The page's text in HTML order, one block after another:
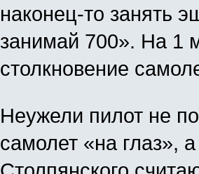
наконец-то занять
занимай 700». На 1
столкновение
Неужели пилот не
самолет «на глаз»,